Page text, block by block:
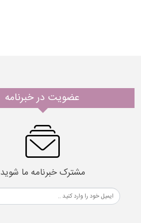
عضویت در خبرنامه
مشترک خبرنامه ما شوید